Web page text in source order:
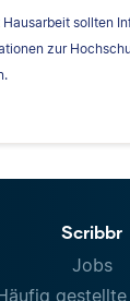
sollten
zur
Scribbr
Jobs
gestellte